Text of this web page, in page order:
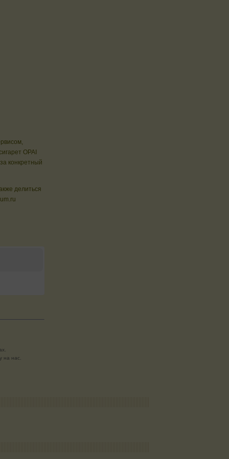
ОРАI
конкретный
делиться
на нас.